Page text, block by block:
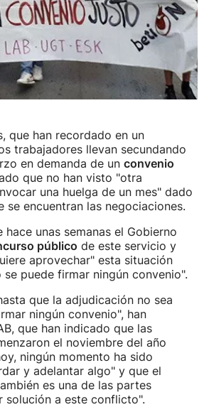
que han recordado en un
trabajadores llevan secundando
en demanda de un convenio
que no han visto "otra
una huelga de un mes" dado
se encuentran las negociaciones.
unas semanas el Gobierno
público de este servicio y
aprovechar" esta situación
puede firmar ningún convenio".
que la adjudicación no sea
ningún convenio", han
que han indicado que las
el noviembre del año
ningún momento ha sido
y adelantar algo" y que el
es una de las partes
solución a este conflicto".